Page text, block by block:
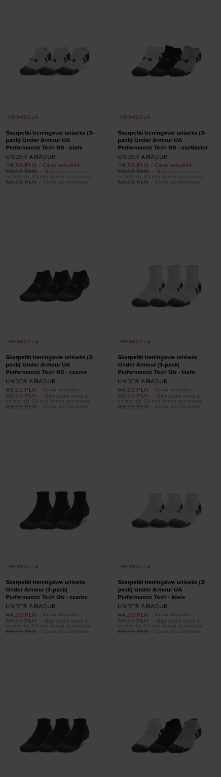
PROMOCJA
Dodaj produkt w
Skarpetki treningowe uniseks (3-
pack) Under Armour UA
Performance Tech NS - białe
UNDER ARMOUR
- Cena aktualna
49,99 PLN
- Cena początkowa
69,99 PLN
69,99 PLN
- Najniższa cena z
ostatnich 30 dni przed promocją
PROMOCJA
Dodaj produkt w
Skarpetki treningowe uniseks (3-
pack) Under Armour UA
Performance Tech NS - multikolor
UNDER ARMOUR
- Cena aktualna
49,99 PLN
- Cena początkowa
69,99 PLN
69,99 PLN
- Najniższa cena z
ostatnich 30 dni przed promocją
PROMOCJA
Dodaj produkt w
Skarpetki treningowe uniseks (3-
pack) Under Armour UA
Performance Tech NS - czarne
UNDER ARMOUR
- Cena aktualna
49,99 PLN
- Cena początkowa
69,99 PLN
69,99 PLN
- Najniższa cena z
ostatnich 30 dni przed promocją
PROMOCJA
Dodaj produkt w
Skarpetki treningowe uniseks
Under Armour (3-pack)
Performance Tech Qtr - białe
UNDER ARMOUR
- Cena aktualna
44,99 PLN
- Cena początkowa
69,99 PLN
69,99 PLN
- Najniższa cena z
ostatnich 30 dni przed promocją
PROMOCJA
Dodaj produkt w
Skarpetki treningowe uniseks
Under Armour (3-pack)
Performance Tech Qtr - czarne
UNDER ARMOUR
- Cena aktualna
44,99 PLN
- Cena początkowa
69,99 PLN
69,99 PLN
- Najniższa cena z
ostatnich 30 dni przed promocją
PROMOCJA
Dodaj produkt w
Skarpetki treningowe uniseks (3-
pack) Under Armour UA
Performance Tech - białe
UNDER ARMOUR
- Cena aktualna
44,99 PLN
- Cena początkowa
69,99 PLN
59,99 PLN
- Najniższa cena z
ostatnich 30 dni przed promocją